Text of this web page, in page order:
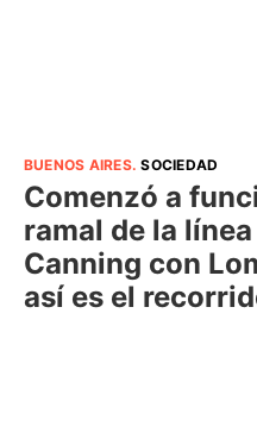
BUENOS AIRES.SOCIEDAD
Comenzó a
ramal de la
Canning con
así es el